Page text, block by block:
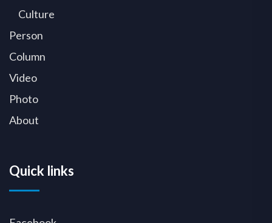
Culture
Person
Column
Video
Photo
About
Quick links